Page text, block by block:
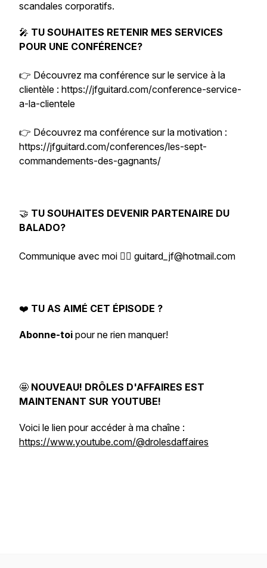
scandales corporatifs.
🎤 TU SOUHAITES RETENIR MES SERVICES
POUR UNE CONFÉRENCE?
👉 Découvrez ma conférence sur le service à la
clientèle : https://jfguitard.com/conference-service-
a-la-clientele
👉 Découvrez ma conférence sur la motivation :
https://jfguitard.com/conferences/les-sept-
commandements-des-gagnants/
🤝 TU SOUHAITES DEVENIR PARTENAIRE DU
BALADO?
Communique avec moi 👉🏻 guitard_jf@hotmail.com
❤️ TU AS AIMÉ CET ÉPISODE ?
Abonne-toi pour ne rien manquer!
🤩 NOUVEAU! DRÔLES D'AFFAIRES EST
MAINTENANT SUR YOUTUBE!
Voici le lien pour accéder à ma chaîne :
https://www.youtube.com/@drolesdaffaires